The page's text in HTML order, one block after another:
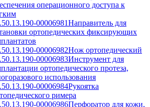
операционного доступа к
00006981Направитель для
ортопедических фиксирующих
00006982Нож ортопедический
00006983Инструмент для
ортопедического протеза,
использования
00006984Рукоятка
римера
00006986Перфоратор для кожи,